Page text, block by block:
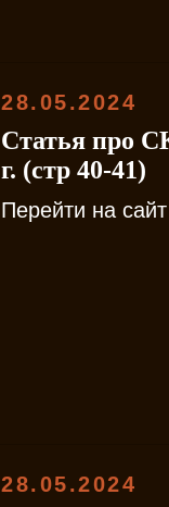
28.05.2024
Статья про
г. (стр 40-41)
Перейти на
28.05.2024